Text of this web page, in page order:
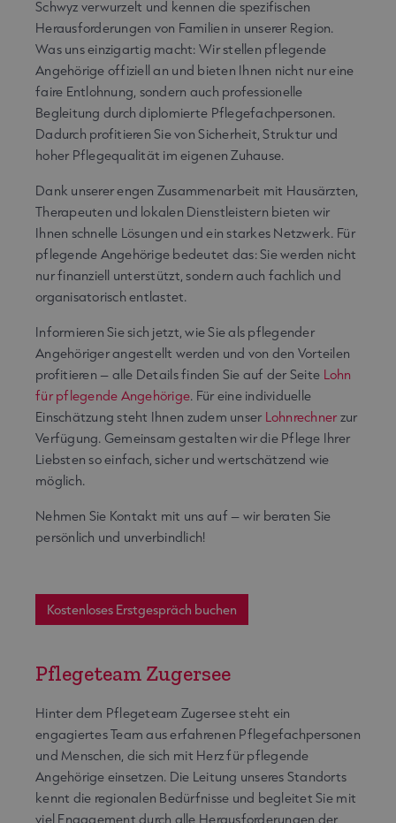
Schwyz verwurzelt und kennen die spezifischen
Herausforderungen von Familien in unserer Region.
Was uns einzigartig macht: Wir stellen pflegende
Angehörige offiziell an und bieten Ihnen nicht nur eine
faire Entlohnung, sondern auch professionelle
Begleitung durch diplomierte Pflegefachpersonen.
Dadurch profitieren Sie von Sicherheit, Struktur und
hoher Pflegequalität im eigenen Zuhause.
Dank unserer engen Zusammenarbeit mit Hausärzten,
Therapeuten und lokalen Dienstleistern bieten wir
Ihnen schnelle Lösungen und ein starkes Netzwerk. Für
pflegende Angehörige bedeutet das: Sie werden nicht
nur finanziell unterstützt, sondern auch fachlich und
organisatorisch entlastet.
Informieren Sie sich jetzt, wie Sie als pflegender
Angehöriger angestellt werden und von den Vorteilen
profitieren – alle Details finden Sie auf der Seite Lohn
für pflegende Angehörige. Für eine individuelle
Einschätzung steht Ihnen zudem unser Lohnrechnerzur
Verfügung. Gemeinsam gestalten wir die Pflege Ihrer
Liebsten so einfach, sicher und wertschätzend wie
möglich.
Nehmen Sie Kontakt mit uns auf – wir beraten Sie
persönlich und unverbindlich!
Kostenloses Erstgespräch buchen
Pflegeteam Zugersee
Hinter dem Pflegeteam Zugersee steht ein
engagiertes Team aus erfahrenen Pflegefachpersonen
und Menschen, die sich mit Herz für pflegende
Angehörige einsetzen. Die Leitung unseres Standorts
kennt die regionalen Bedürfnisse und begleitet Sie mit
viel Engagement durch alle Herausforderungen der